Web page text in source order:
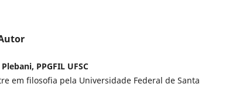
PPGFIL UFSC
em filosofia pela Universidade Federal de Santa